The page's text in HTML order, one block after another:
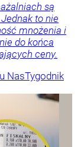
są
to nie
mnożenia i
do końca
ceny.
NasTygodnik